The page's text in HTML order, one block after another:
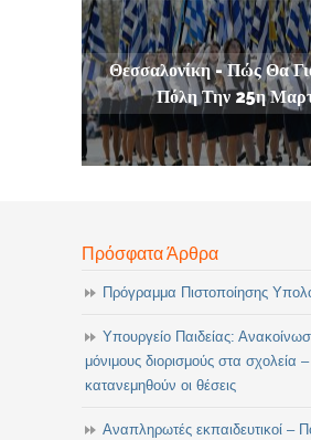
Θεσσαλονίκη - Πώς Θα
Πόλη Την 25η
Πρόσφατα Άρθρα
Πρόγραμμα Πιστοποίησης
Υπουργείο Παιδείας:
μόνιμους διορισμούς στα σχολεία
κατανεμηθούν οι θέσεις
Αναπληρωτές εκπαιδευτικοί –